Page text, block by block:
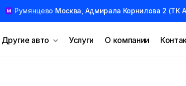
Румянцево Москва, Адмирала Корнилова 2 (ТК
Другие авто Услуги О компании